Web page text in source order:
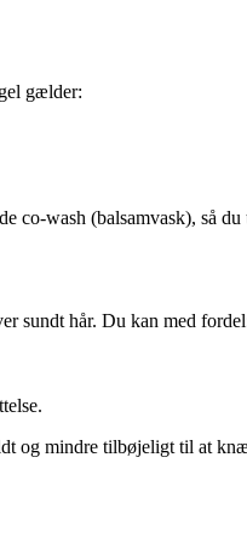
gælder:
co-wash (balsamvask), så
sundt hår. Du kan med
og mindre tilbøjeligt til at